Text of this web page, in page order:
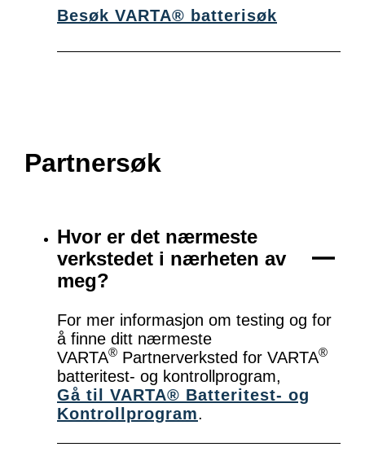
Besøk VARTA® batterisøk
Partnersøk
Hvor er det nærmeste
verkstedet i nærheten av
meg?
For mer informasjon om testing og for
å finne ditt nærmeste
VARTA® Partnerverksted for VARTA®
batteritest- og kontrollprogram,
Gå til VARTA® Batteritest- og
Kontrollprogram.